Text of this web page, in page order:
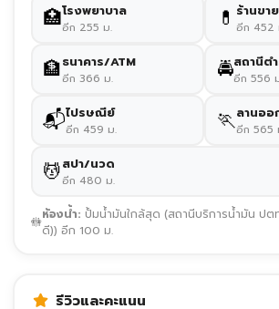
ริมน้ำสะแกกรัง
345 ม. nature
345 ม.
345 ม.
🏥โรงพยาบาล
อีก 255 ม. 💊 ร้านขา
อีก 452
🏦ธนาคาร/ATM
อีก 366 ม. 🚔สถานีต
อีก 556
📬ไปรษณีย์
อีก 459 ม. 🏃ลานออ
อีก 565
💆สปา/นวด
อีก 480 ม.
🚻ห้องน้ำ: ปั้มน้ำมันใกล้สุด (สถานีบริการน้ำมัน ปต
ดี)) อีก 100 ม.
รีวิวและคะแนน